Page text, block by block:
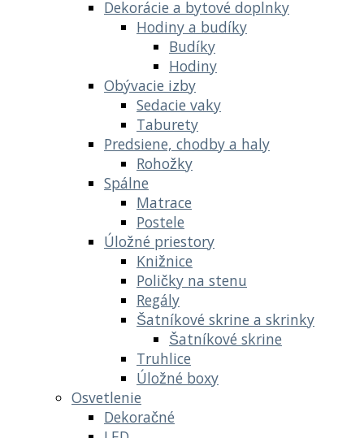
Dekorácie a bytové doplnky
Hodiny a budíky
Budíky
Hodiny
Obývacie izby
Sedacie vaky
Taburety
Predsiene, chodby a haly
Rohožky
Spálne
Matrace
Postele
Úložné priestory
Knižnice
Poličky na stenu
Regály
Šatníkové skrine a skrinky
Šatníkové skrine
Truhlice
Úložné boxy
Osvetlenie
Dekoračné